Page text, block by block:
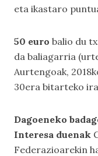
eta ikastaro
50 euro balio du
da baliagarria
Aurtengoak,
30era bitarteko
Dagoeneko
Interesa duenak
Federazioarekin